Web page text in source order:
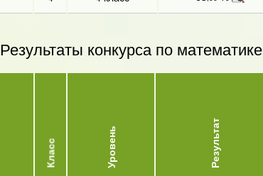
Результаты конкурса по математике
Класс Уровень Результат